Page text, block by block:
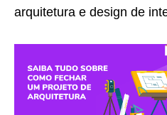
arquitetura e design de